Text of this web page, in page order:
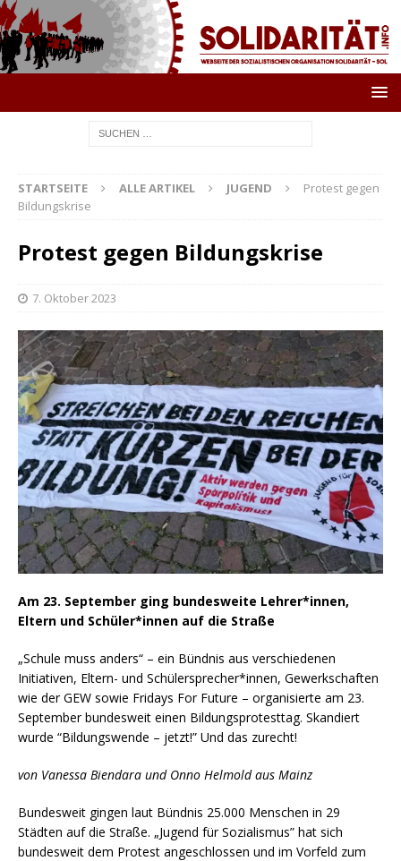
STARTSEITE ALLE ARTIKEL JUGEND
Protest gegen
Bildungskrise
Protest gegen Bildungskrise
7. Oktober 2023
Am 23. September ging bundesweite Lehrer*innen,
Eltern und Schüler*innen auf die Straße
„Schule muss anders“ – ein Bündnis aus verschiedenen
Initiativen, Eltern- und Schülersprecher*innen, Gewerkschaften
wie der GEW sowie Fridays For Future – organisierte am 23.
September bundesweit einen Bildungsprotesttag. Skandiert
wurde “Bildungswende – jetzt!” Und das zurecht!
von Vanessa Biendara und Onno Helmold aus Mainz
Bundesweit gingen laut Bündnis 25.000 Menschen in 29
Städten auf die Straße. „Jugend für Sozialismus” hat sich
bundesweit dem Protest angeschlossen und im Vorfeld zum